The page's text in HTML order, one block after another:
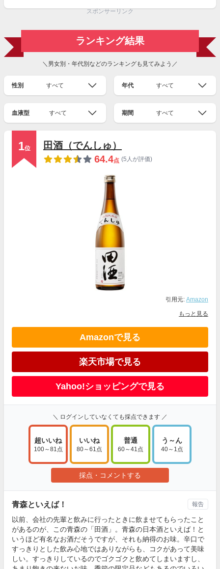
スポンサーリンク
ランキング結果
＼男女別・年代別などのランキングも見てみよう／
性別 すべて 年代 すべて
血液型 すべて 期間 すべて
1位
田酒（でんしゅ）
64.4点 (5人が評価)
引用元: Amazon
もっと見る
Amazonで見る
楽天市場で見る
Yahoo!ショッピングで見る
＼ ログインしていなくても採点できます ／
超いいね
100～81点
いいね
80～61点
普通
60～41点
う～ん
40～1点
採点・コメントする
青森といえば！
以前、会社の先輩と飲みに行ったときに飲ませてもらったこと
があるのが、この青森の「田酒」。青森の日本酒といえば！と
いうほど有名なお酒だそうですが、それも納得のお味。辛口で
すっきりとした飲み心地ではありながらも、コクがあって美味
しい。すっきりしているのでゴクゴクと飲めてしまいますし、
報告